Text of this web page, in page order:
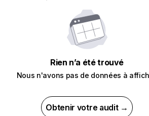
Rien n’a été trouvé
Nous n'avons pas de données à
Obtenir votre audit →